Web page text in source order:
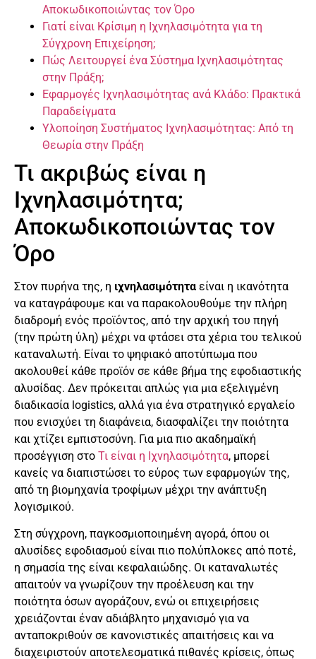
Αποκωδικοποιώντας τον Όρο
Γιατί είναι Κρίσιμη η Ιχνηλασιμότητα για τη
Σύγχρονη Επιχείρηση;
Πώς Λειτουργεί ένα Σύστημα Ιχνηλασιμότητας
στην Πράξη;
Εφαρμογές Ιχνηλασιμότητας ανά Κλάδο: Πρακτικά
Παραδείγματα
Υλοποίηση Συστήματος Ιχνηλασιμότητας: Από τη
Θεωρία στην Πράξη
Τι ακριβώς είναι η
Ιχνηλασιμότητα;
Αποκωδικοποιώντας τον
Όρο
Στον πυρήνα της, η ιχνηλασιμότητα είναι η ικανότητα
να καταγράφουμε και να παρακολουθούμε την πλήρη
διαδρομή ενός προϊόντος, από την αρχική του πηγή
(την πρώτη ύλη) μέχρι να φτάσει στα χέρια του τελικού
καταναλωτή. Είναι το ψηφιακό αποτύπωμα που
ακολουθεί κάθε προϊόν σε κάθε βήμα της εφοδιαστικής
αλυσίδας. Δεν πρόκειται απλώς για μια εξελιγμένη
διαδικασία logistics, αλλά για ένα στρατηγικό εργαλείο
που ενισχύει τη διαφάνεια, διασφαλίζει την ποιότητα
και χτίζει εμπιστοσύνη. Για μια πιο ακαδημαϊκή
προσέγγιση στο Τι είναι η Ιχνηλασιμότητα, μπορεί
κανείς να διαπιστώσει το εύρος των εφαρμογών της,
από τη βιομηχανία τροφίμων μέχρι την ανάπτυξη
λογισμικού.
Στη σύγχρονη, παγκοσμιοποιημένη αγορά, όπου οι
αλυσίδες εφοδιασμού είναι πιο πολύπλοκες από ποτέ,
η σημασία της είναι κεφαλαιώδης. Οι καταναλωτές
απαιτούν να γνωρίζουν την προέλευση και την
ποιότητα όσων αγοράζουν, ενώ οι επιχειρήσεις
χρειάζονται έναν αδιάβλητο μηχανισμό για να
ανταποκριθούν σε κανονιστικές απαιτήσεις και να
διαχειριστούν αποτελεσματικά πιθανές κρίσεις, όπως